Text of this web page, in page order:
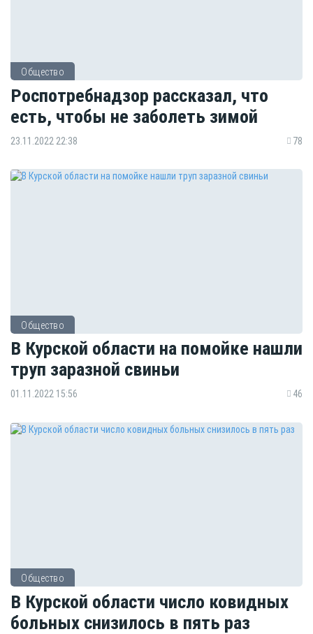
Общество
Роспотребнадзор рассказал, что
есть, чтобы не заболеть зимой
23.11.2022 22:38 78
Общество
В Курской области на помойке нашли
труп заразной свиньи
01.11.2022 15:56 46
Общество
В Курской области число ковидных
больных снизилось в пять раз